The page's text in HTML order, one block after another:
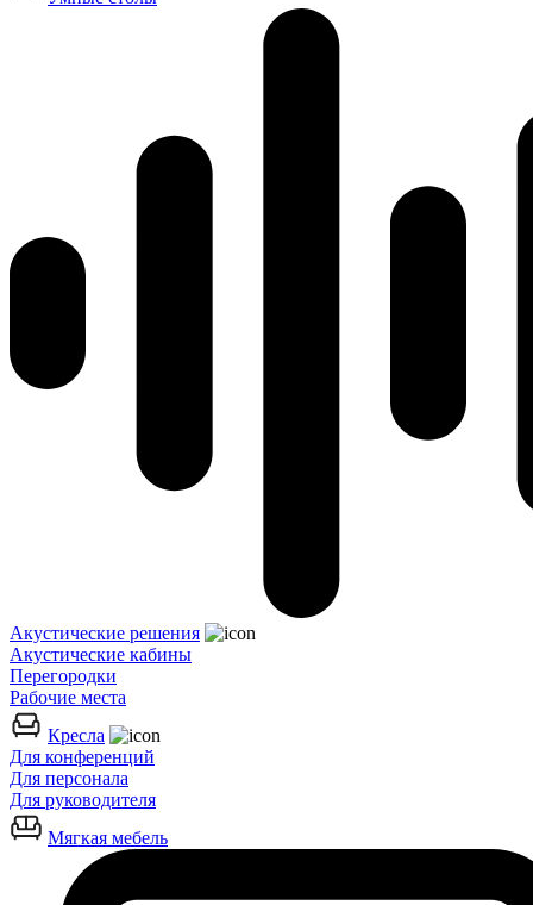
Акустические решения
Акустические кабины
Перегородки
Рабочие места
Кресла
Для конференций
Для персонала
Для руководителя
Мягкая мебель